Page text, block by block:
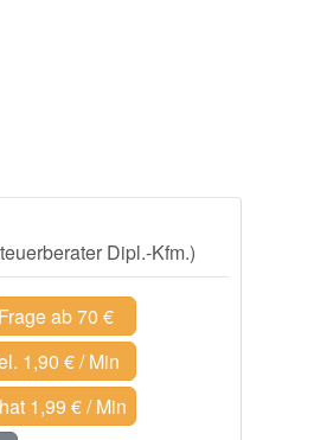
Dipl.-Kfm.)
Frage ab 70 €
1,90 € / Min
1,99 € / Min